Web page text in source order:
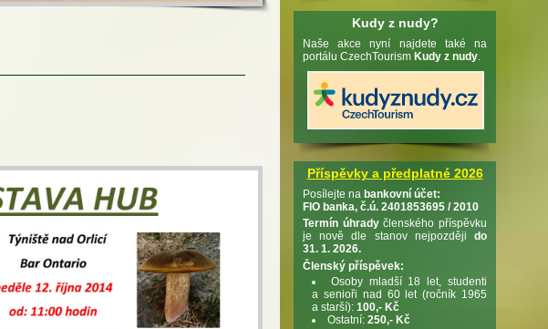
Kudy z nudy?
Naše akce nyní najdete také na
portálu CzechTourism Kudy z nudy
Příspěvky a předplatné 2026
Posílejte na bankovní účet:
FIO banka, č.ú. 2401853695 / 2010
Termín úhradyčlenského příspěvku
je nově dle stanov nejpozději do
31. 1. 2026.
Členský příspěvek:
Osoby mladší 18 let, studenti
a senioři nad 60 let (ročník 1965
a starší): 100,- Kč
Ostatní: 250,- Kč